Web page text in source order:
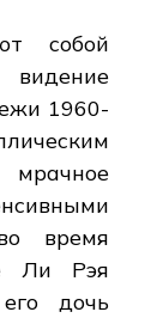
собой
1960-
мрачное
время
Ли Рэя
дочь